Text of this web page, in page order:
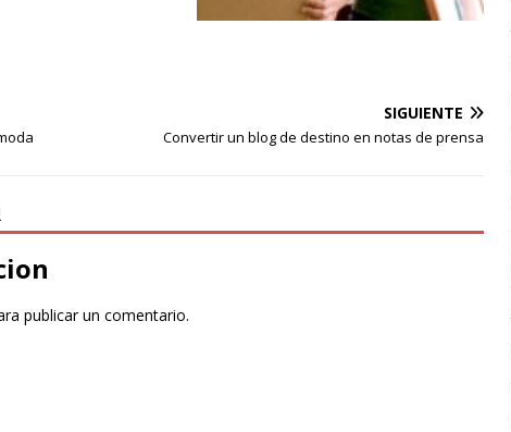
SIGUIENTE
Convertir un blog de destino en notas de prensa
publicar un comentario.